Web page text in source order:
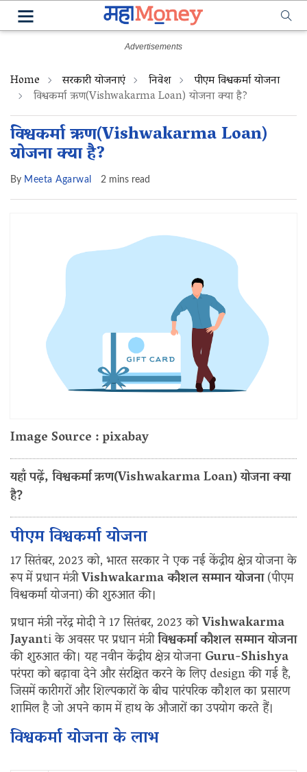
Home सरकारी योजनाएं निवेश पीएम विश्वकर्मा योजना
विश्वकर्मा ऋण(Vishwakarma Loan) योजना क्या है?
विश्वकर्मा ऋण(Vishwakarma Loan)
योजना क्या है?
By Meeta Agarwal 2 mins read
Image Source : pixabay
यहाँ पढ़ें, विश्वकर्मा ऋण(Vishwakarma Loan) योजना क्या
है?
पीएम विश्वकर्मा योजना
17 सितंबर, 2023 को, भारत सरकार ने एक नई केंद्रीय क्षेत्र योजना के
रूप में प्रधान मंत्रीVishwakarma कौशल सम्मान योजना(पीएम
विश्वकर्मा योजना) की शुरुआत की।
प्रधान मंत्री नरेंद्र मोदी ने 17 सितंबर, 2023 कोVishwakarma
Jayanti के अवसर पर प्रधान मंत्रीविश्वकर्मा कौशल सम्मान योजना
की शुरुआत की। यह नवीन केंद्रीय क्षेत्र योजनाGuru-Shishya
परंपरा को बढ़ावा देने और संरक्षित करने के लिए design की गई है,
जिसमें कारीगरों और शिल्पकारों के बीच पारंपरिक कौशल का प्रसारण
शामिल है जो अपने काम में हाथ के औजारों का उपयोग करते हैं।
विश्वकर्मा योजना के लाभ